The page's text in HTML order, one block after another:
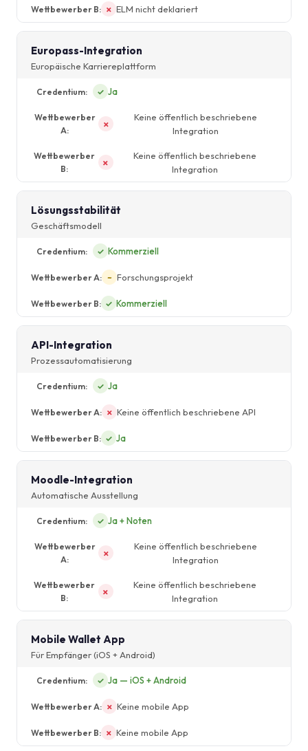
✗ ELM nicht deklariert
Europass-Integration
Europäische Karriereplattform
✓ Ja
✗
Keine öffentlich beschriebene
Integration
✗
Keine öffentlich beschriebene
Integration
Lösungsstabilität
Geschäftsmodell
✓ Kommerziell
~ Forschungsprojekt
✓ Kommerziell
API-Integration
Prozessautomatisierung
✓ Ja
✗ Keine öffentlich beschriebene API
✓ Ja
Moodle-Integration
Automatische Ausstellung
✓ Ja + Noten
✗
Keine öffentlich beschriebene
Integration
✗
Keine öffentlich beschriebene
Integration
Mobile Wallet App
Für Empfänger (iOS + Android)
✓ Ja — iOS + Android
✗ Keine mobile App
✗ Keine mobile App